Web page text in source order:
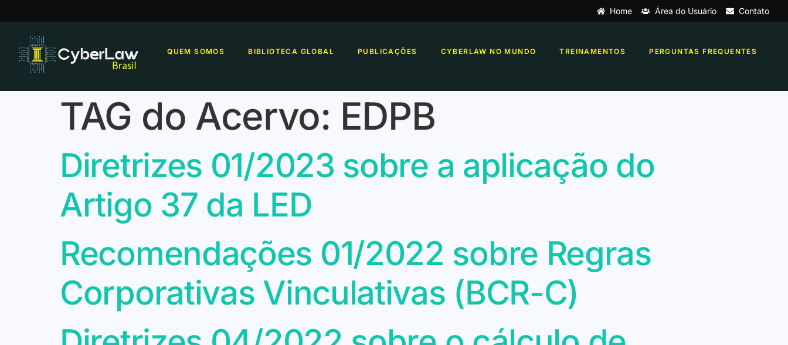
Home Área do Usuário Contato
QUEM SOMOS BIBLIOTECA GLOBAL PUBLICAÇÕES CYBERLAW NO MUNDO TREINAMENTOS PERGUNTAS FREQUENTES
TAG do Acervo: EDPB
Diretrizes 01/2023 sobre a aplicação do
Artigo 37 da LED
Recomendações 01/2022 sobre Regras
Corporativas Vinculativas (BCR-C)